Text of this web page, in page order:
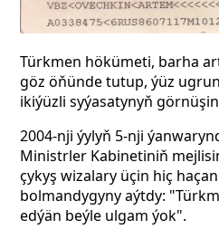
Türkmen hökümeti, barha
göz öňünde tutup, ýüz
ikiýüzli syýasatynyň
2004-nji ýylyň 5-nji
Ministrler Kabinetiniň
çykyş wizalary üçin hiç
bolmandygyny aýtdy:
edýän beýle ulgam ýok".